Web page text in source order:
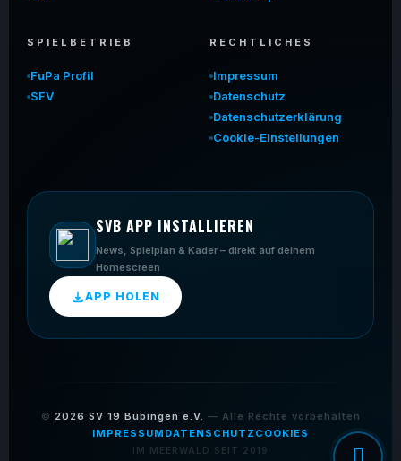
SPIELBETRIEB
FuPa Profil
SFV
RECHTLICHES
Impressum
Datenschutz
Datenschutzerklärung
Cookie-Einstellungen
SVB APP INSTALLIEREN
News, Spielplan & Kader – direkt auf deinem
Homescreen
APP HOLEN
© 2026 SV 19 Bübingen e.V. — Alle Rechte vorbehalten
IMPRESSUM DATENSCHUTZ COOKIES
IM MEERWALD SEIT 2019